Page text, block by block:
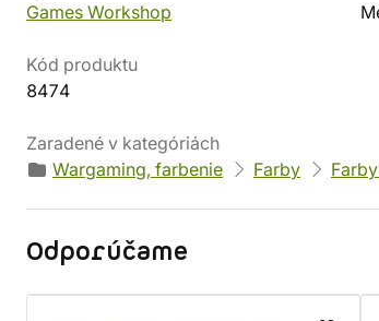
Games Workshop
Kód produktu
8474
Zaradené v kategóriách
Wargaming, farbenie
Farby
Odporúčame